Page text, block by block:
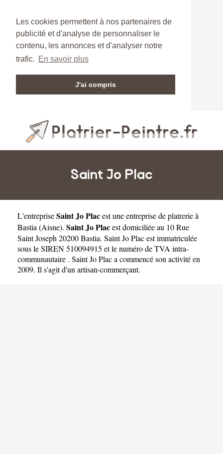
Les cookies permettent à nos partenaires de
publicité et d'analyse de personnaliser le
contenu, les annonces et d'analyser notre
trafic. En savoir plus
J'ai compris
Saint Jo Plac
L'entrepriseSaint Jo Placest uneentreprise de platrerie à
Bastia (Aisne). Saint Jo Placest domiciliée au 10 Rue
Saint Joseph 20200 Bastia. Saint Jo Plac est immatriculée
sous le SIREN 510094915 et le numéro de TVA intra-
communautaire . Saint Jo Plac a commencé son activité en
2009. Il s'agit d'un artisan-commerçant.